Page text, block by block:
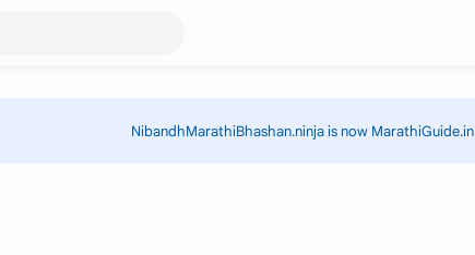
NibandhMarathiBhashan.ninja is now MarathiGuide.in